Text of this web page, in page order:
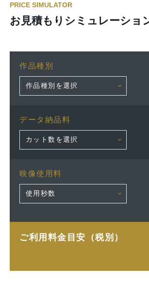
PRICE SIMULATOR
お見積もりシミュレーショ
作品種別
データ納品料
映像使用料
ご利用料金目安（税別）